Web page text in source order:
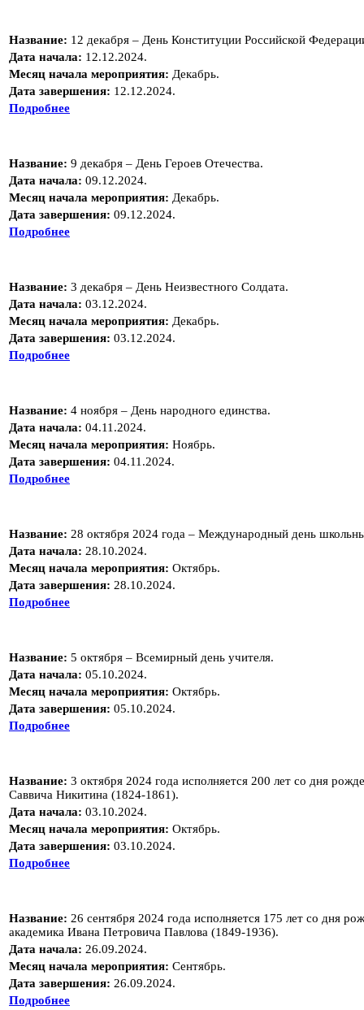
Название: 12 декабря – День Конституции Российской
Дата начала: 12.12.2024.
Месяц начала мероприятия: Декабрь.
Дата завершения: 12.12.2024.
Подробнее
Название: 9 декабря – День Героев Отечества.
Дата начала: 09.12.2024.
Месяц начала мероприятия: Декабрь.
Дата завершения: 09.12.2024.
Подробнее
Название: 3 декабря – День Неизвестного Солдата.
Дата начала: 03.12.2024.
Месяц начала мероприятия: Декабрь.
Дата завершения: 03.12.2024.
Подробнее
Название: 4 ноября – День народного единства.
Дата начала: 04.11.2024.
Месяц начала мероприятия: Ноябрь.
Дата завершения: 04.11.2024.
Подробнее
Название: 28 октября 2024 года – Международный день
Дата начала: 28.10.2024.
Месяц начала мероприятия: Октябрь.
Дата завершения: 28.10.2024.
Подробнее
Название: 5 октября – Всемирный день учителя.
Дата начала: 05.10.2024.
Месяц начала мероприятия: Октябрь.
Дата завершения: 05.10.2024.
Подробнее
Название: 3 октября 2024 года исполняется 200 лет со дня
Саввича Никитина (1824-1861).
Дата начала: 03.10.2024.
Месяц начала мероприятия: Октябрь.
Дата завершения: 03.10.2024.
Подробнее
Название: 26 сентября 2024 года исполняется 175 лет со дня
академика Ивана Петровича Павлова (1849-1936).
Дата начала: 26.09.2024.
Месяц начала мероприятия: Сентябрь.
Дата завершения: 26.09.2024.
Подробнее